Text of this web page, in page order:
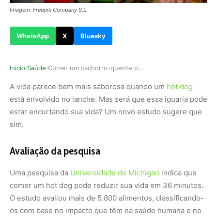
Imagem: Freepik Company S.L.
WhatsApp X Bluesky
Inicio›Saúde› Comer um cachorro-quente pode tirar 36 minutos …
A vida parece bem mais saborosa quando um hot dog
está envolvido no lanche. Mas será que essa iguaria pode
estar encurtando sua vida? Um novo estudo sugere que
sim.
Avaliação da pesquisa
Uma pesquisa da Universidade de Michigan indica que
comer um hot dog pode reduzir sua vida em 36 minutos.
O estudo avaliou mais de 5.800 alimentos, classificando-
os com base no impacto que têm na saúde humana e no